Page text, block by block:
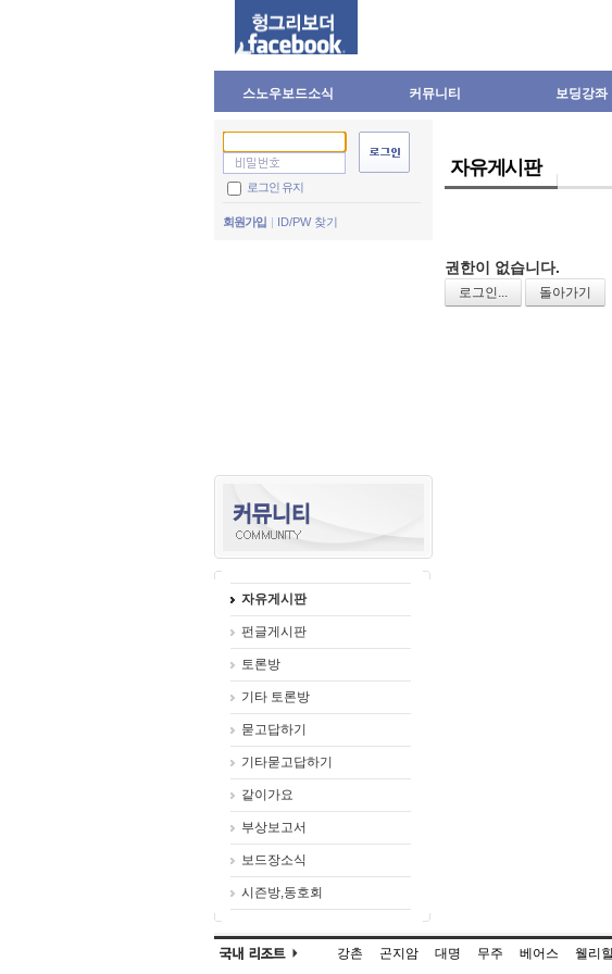
스노우보드소식 커뮤니티 보딩강좌
로그인 유지
회원가입 ID/PW 찾기
자유게시판
펀글게시판
토론방
기타 토론방
묻고답하기
기타묻고답하기
같이가요
부상보고서
보드장소식
시즌방,동호회
자유게시판
권한이 없습니다.
로그인... 돌아가기
강촌 곤지암 대명 무주 베어스 웰리